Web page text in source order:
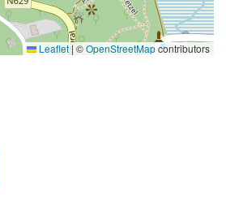
Leaflet|©OpenStreetMapcontributors